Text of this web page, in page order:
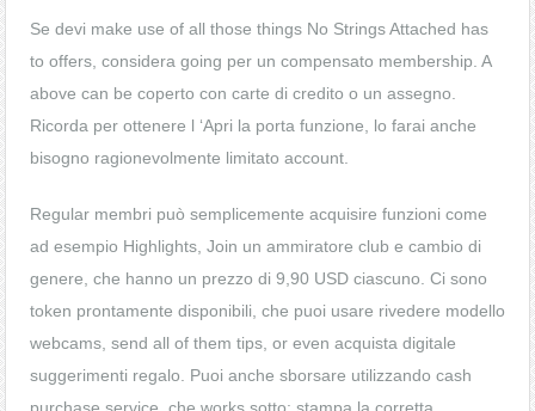
Se devi make use of all those things No Strings Attached has
to offers, considera going per un compensato membership. A
above can be coperto con carte di credito o un assegno.
Ricorda per ottenere l ‘Apri la porta funzione, lo farai anche
bisogno ragionevolmente limitato account.
Regular membri può semplicemente acquisire funzioni come
ad esempio Highlights, Join un ammiratore club e cambio di
genere, che hanno un prezzo di 9,90 USD ciascuno. Ci sono
token prontamente disponibili, che puoi usare rivedere modello
webcams, send all of them tips, or even acquista digitale
suggerimenti regalo. Puoi anche sborsare utilizzando cash